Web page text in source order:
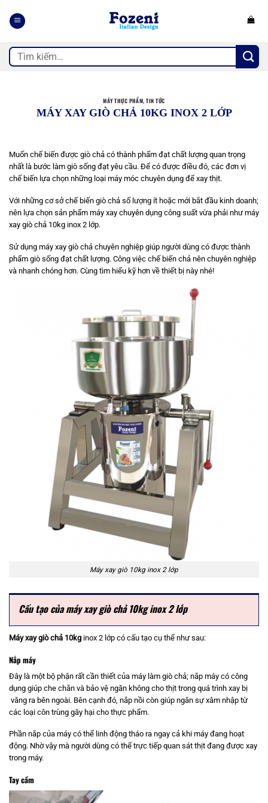
qua
Tìm
kiếm:
MÁY THỰC PHẨM,TIN TỨC
MÁY XAY GIÒ CHẢ 10KG INOX 2 LỚP
Muốn chế biến được giò chả có thành phẩm đạt chất lượng quan trọng
nhất là bước làm giò sống đạt yêu cầu. Để có được điều đó, các đơn vị
chế biến lựa chọn những loại máy móc chuyên dụng để xay thịt.
Với những cơ sở chế biến giò chả số lượng ít hoặc mới bắt đầu kinh doanh;
nên lựa chọn sản phẩm máy xay chuyên dụng công suất vừa phải như máy
xay giò chả 10kg inox 2 lớp.
Sử dụng máy xay giò chả chuyên nghiệp giúp người dùng có được thành
phẩm giò sống đạt chất lượng. Công việc chế biến chả nên chuyên nghiệp
và nhanh chóng hơn. Cùng tìm hiểu kỹ hơn về thiết bị này nhé!
Máy xay giò 10kg inox 2 lớp
Cấu tạo của máy xay giò chả 10kg inox 2 lớp
Máy xay giò chả 10kg inox 2 lớp có cấu tạo cụ thể như sau:
Nắp máy
Đây là một bộ phận rất cần thiết của máy làm giò chả; nắp máy có công
dụng giúp che chắn và bảo vệ ngăn không cho thịt trong quá trình xay bị
văng ra bên ngoài. Bên cạnh đó, nắp nồi còn giúp ngăn sự xâm nhập từ
các loại côn trùng gây hại cho thực phẩm.
Phần nắp của máy có thể linh động tháo ra ngay cả khi máy đang hoạt
động. Nhờ vậy mà người dùng có thể trực tiếp quan sát thịt đang được xay
trong máy.
Tay cầm